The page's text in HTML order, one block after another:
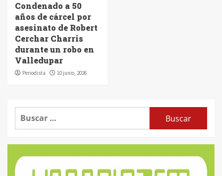
Condenado a 50
años de cárcel por
asesinato de Robert
Cerchar Charris
durante un robo en
Valledupar
Periodista 10 junio, 2026
Buscar: